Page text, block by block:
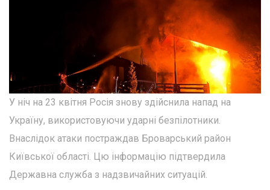
У ніч на 23 квітня Росія знову здійснила напад на
Україну, використовуючи ударні безпілотники.
Внаслідок атаки постраждав Броварський район
Київської області. Цю інформацію підтвердила
Державна служба з надзвичайних ситуацій.